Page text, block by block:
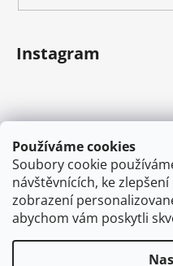
Používáme cookies
Soubory cookie
návštěvnících, ke
zobrazení
abychom vám poskytli
Instagram
Sledovat na